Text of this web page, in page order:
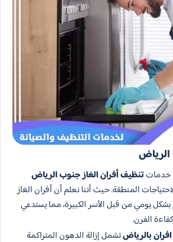
خدماتتنظيف أفران الغاز جنوب الرياض
المنطقة. حيث أننا نعلم أن أفران الغاز
يومي من قبل الأسر الكبيرة، مما يستدعي
الفرن.
بالرياضتشمل إزالة الدهون المتراكمة